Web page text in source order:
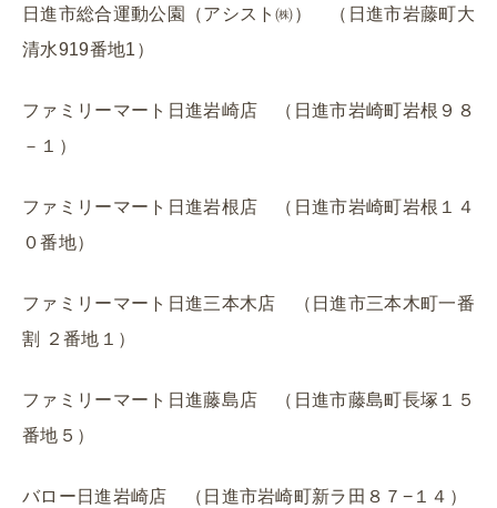
日進市総合運動公園（アシスト㈱） （日進市岩藤町大
清水919番地1）
ファミリーマート日進岩崎店 （日進市岩崎町岩根９８
－１）
ファミリーマート日進岩根店 （日進市岩崎町岩根１４
０番地）
ファミリーマート日進三本木店 （日進市三本木町一番
割 ２番地１）
ファミリーマート日進藤島店 （日進市藤島町長塚１５
番地５）
バロー日進岩崎店 （日進市岩崎町新ラ田８７−１４）